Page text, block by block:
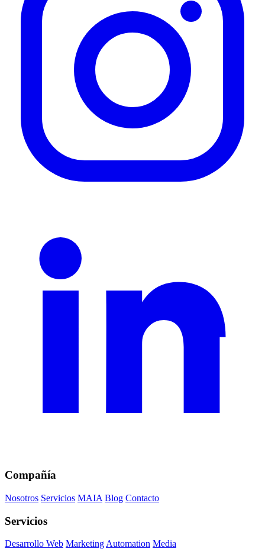
Compañía
Nosotros Servicios MAIA Blog Contacto
Servicios
Desarrollo Web MarketingAutomation Media